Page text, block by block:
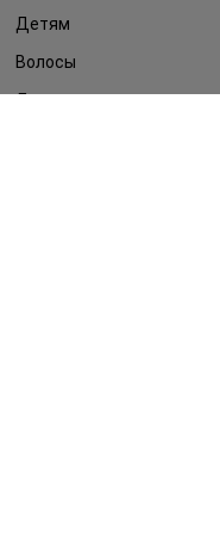
Детям
Волосы
Дерматокосметика